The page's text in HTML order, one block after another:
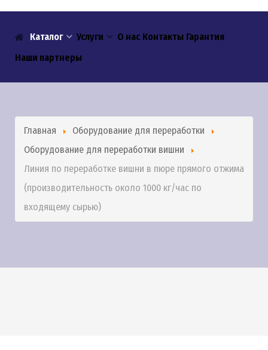
Каталог Услуги О нас Контакты Гарантия
Наши партнеры
Главная
Оборудование для переработки
Оборудование для переработки вишни
Линия по переработке вишни в пюре прямого отжима
(производительность около 1000 кг/час по
входящему сырью)